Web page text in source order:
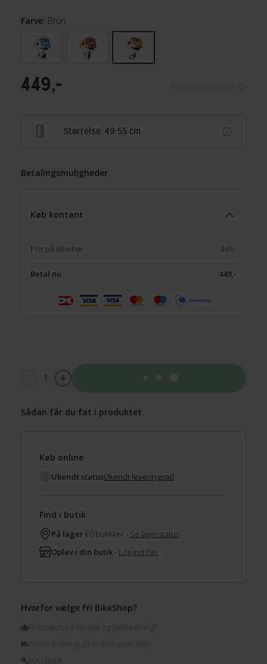
Farve: Brun
449,-
Størrelse: 49-55 cm
Betalingsmuligheder
Køb kontant
Pris på tilbehør 449,-
Betal nu 449,-
1
Sådan får du fat i produktet
Køb online
Ukendt statusUkendt leveringstid
Find i butik
På lager i 0 butikker - Se lagerstatus
Oplev i din butik - Log ind her
Hvorfor vælge Fri BikeShop?
Prismatch på hjelme og beklædning*